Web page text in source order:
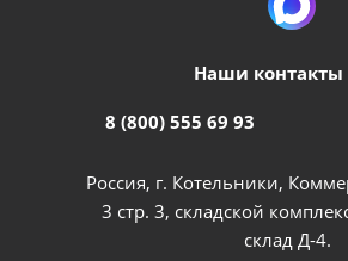
Наши контакты
8 (800) 555 69 93
Россия, г. Котельники,
3 стр. 3, складской
склад Д-4.